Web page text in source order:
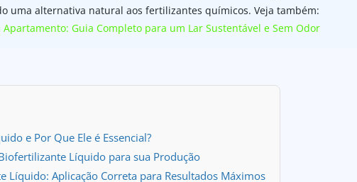
uma alternativa natural aos fertilizantes químicos. Veja também:
Guia Completo para um Lar Sustentável e Sem Odor
e Por Que Ele é Essencial?
Líquido para sua Produção
Líquido: Aplicação Correta para Resultados Máximos